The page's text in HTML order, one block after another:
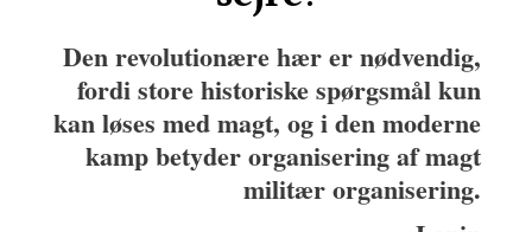
Den revolutionære hær er nødvendig,
fordi store historiske spørgsmål kun
kan løses med magt, og i den moderne
kamp betyder organisering af magt
militær organisering.